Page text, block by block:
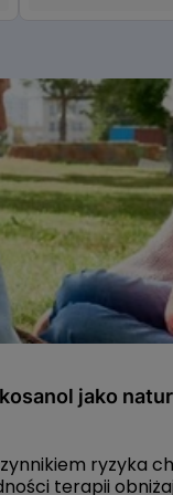
jaj, ryb, orzechów, soi,
jako
ryzyka
terapii